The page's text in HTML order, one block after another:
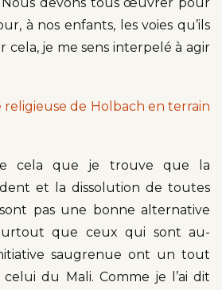
à nos enfants, les voies qu’ils
cela, je me sens interpelé à agir
religieuse de Holbach en terrain
cela que je trouve que la
et la dissolution de toutes
pas une bonne alternative
que ceux qui sont au-
saugrenue ont un tout
du Mali. Comme je l’ai dit